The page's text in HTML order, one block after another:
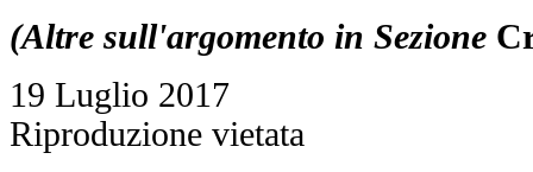
(Altre sull'argomento in Sezione
19 Luglio 2017
Riproduzione vietata